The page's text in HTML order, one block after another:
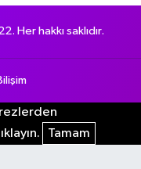
Her hakkı saklıdır.
Tamam